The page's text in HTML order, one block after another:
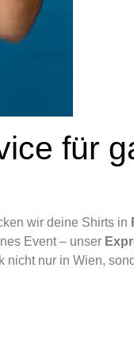
für
wir deine Shirts in
Event – unser
nicht nur in Wien,